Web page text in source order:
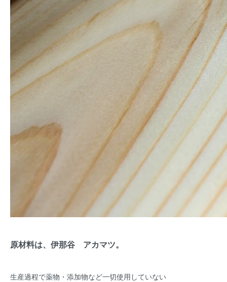
原材料は、伊那谷 アカマツ。
生産過程で薬物・添加物など一切使用していない